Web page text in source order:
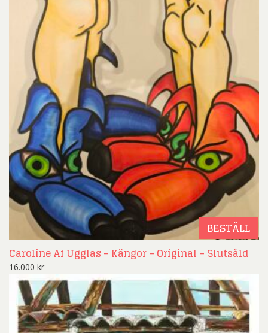
BESTÄLL
Caroline Af Ugglas – Kängor – Original – Slutsåld
16.000 kr